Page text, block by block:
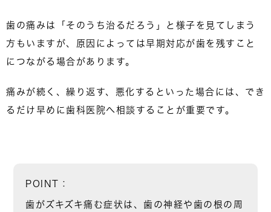
歯の痛みは「そのうち治るだろう」と様子を見てしまう
方もいますが、原因によっては早期対応が歯を残すこと
につながる場合があります。
痛みが続く、繰り返す、悪化するといった場合には、 でき
るだけ早めに歯科医院へ相談すること が重要です。
POINT：
歯がズキズキ痛む症状は、歯の神経や歯の根の周